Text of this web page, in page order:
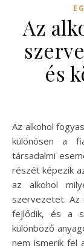
Az
és
Az alkohol fogyasztása világszerte elterjedt szokás, amely
különösen a
társadalmi
részét képezik
az alkohol
szervezetet. Az
fejlődik, és a
különböző
nem ismerik fel